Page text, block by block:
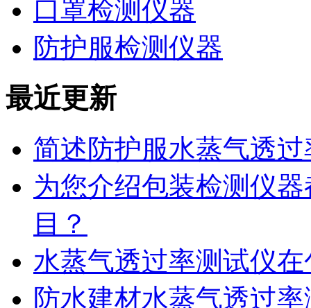
口罩检测仪器
防护服检测仪器
最近更新
简述防护服水蒸气透
为您介绍包装检测仪
目？
水蒸气透过率测试仪
防水建材水蒸气透过